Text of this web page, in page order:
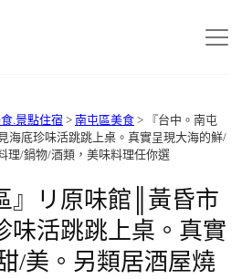
.景點住宿> 南屯區美食 >
『台中。南屯
海底珍味活跳跳上桌。真實呈現大海的鮮/
理/鍋物/酒類，美味料理任你選
』リ原味館║黃昏市
味活跳跳上桌。真實
/美。另類居酒屋燒